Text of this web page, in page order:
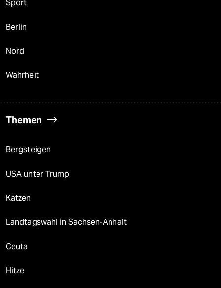
Sport
Berlin
Nord
Wahrheit
Themen
Bergsteigen
USA unter Trump
Katzen
Landtagswahl in Sachsen-Anhalt
Ceuta
Hitze